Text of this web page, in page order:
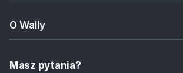
O Wally
Masz pytania?